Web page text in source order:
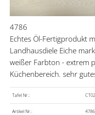
4786
Echtes Öl-Fertigprodukt
Landhausdiele Eiche
weißer Farbton - extrem
Küchenbereich. sehr
Tafel Nr.:
Artikel Nr.: 4786